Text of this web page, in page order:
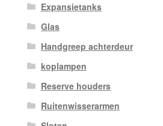
Expansietanks
Glas
Handgreep achterdeur
koplampen
Reserve houders
Ruitenwisserarmen